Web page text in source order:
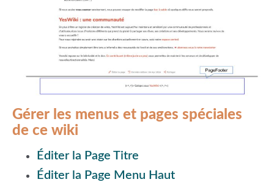
Gérer les menus et pages spéciales
de ce wiki
Éditer la Page Titre
Éditer la Page Menu Haut